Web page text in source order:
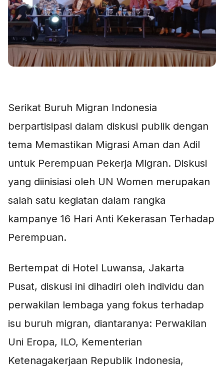
Serikat Buruh Migran Indonesia
berpartisipasi dalam diskusi publik dengan
tema Memastikan Migrasi Aman dan Adil
untuk Perempuan Pekerja Migran. Diskusi
yang diinisiasi oleh UN Women merupakan
salah satu kegiatan dalam rangka
kampanye 16 Hari Anti Kekerasan Terhadap
Perempuan.
Bertempat di Hotel Luwansa, Jakarta
Pusat, diskusi ini dihadiri oleh individu dan
perwakilan lembaga yang fokus terhadap
isu buruh migran, diantaranya: Perwakilan
Uni Eropa, ILO, Kementerian
Ketenagakerjaan Republik Indonesia,